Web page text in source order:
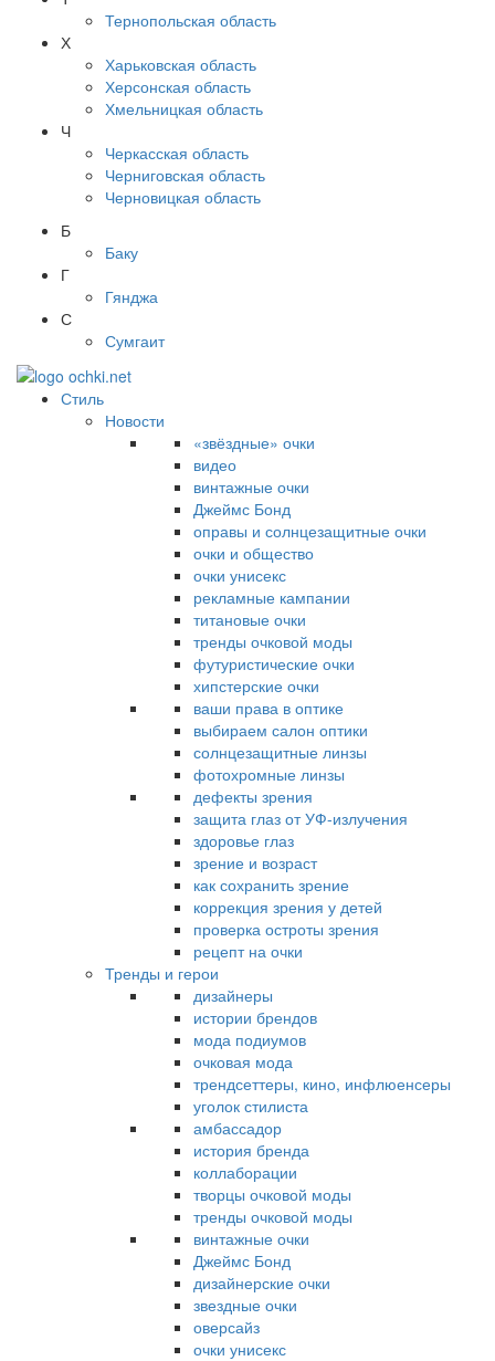
Тернопольская область
Х
Харьковская область
Херсонская область
Хмельницкая область
Ч
Черкасская область
Черниговская область
Черновицкая область
Б
Баку
Г
Гянджа
С
Сумгаит
Стиль
Новости
«звёздные» очки
видео
винтажные очки
Джеймс Бонд
оправы и солнцезащитные очки
очки и общество
очки унисекс
рекламные кампании
титановые очки
тренды очковой моды
футуристические очки
хипстерские очки
ваши права в оптике
выбираем салон оптики
солнцезащитные линзы
фотохромные линзы
дефекты зрения
защита глаз от УФ-излучения
здоровье глаз
зрение и возраст
как сохранить зрение
коррекция зрения у детей
проверка остроты зрения
рецепт на очки
Тренды и герои
дизайнеры
истории брендов
мода подиумов
очковая мода
трендсеттеры, кино, инфлюенсеры
уголок стилиста
амбассадор
история бренда
коллаборации
творцы очковой моды
тренды очковой моды
винтажные очки
Джеймс Бонд
дизайнерские очки
звездные очки
оверсайз
очки унисекс